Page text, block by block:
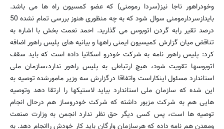
وخودراهور ناجا نیز(سردا رمومنی) که عضو کمسیون راه ها می باشد.
بایدازسردارمومنی سوال شود که به چه منظوری هنوز بررسی تمام نشده 50
درصد تقیر رابه گردن اتوبوس می گذارید. احمد نعمت بخش با اشاره به
تناقض میان گزارش کمیسیون ایمنی راهها و بیانیه های پلیس راهور اضافه
کرد: پلیس راهور نامه به شرکت خودرو اسکانیا داده است که باید سقف
اتوبوسها تقویت شود، هیچ ارتباطی به پلیس راهور ندارد،سازمان ملی
استاندارد مسئول اینکاراست واتفاقا درگزارش سه وزیر مامورشده توصیه به
این شده که سازمان ملی استاندارد بیاید لاستیکها را ارتقا دهد وتوصیه
هایی هم به شرکت مزبور داشته که شرکت خودروساز هم درحال انجام
توصیه ها است، پس کسی دیگر حق نظر ندارد انجمن به وزارت صنعت
ومعدن هم نامه داده که هرسازمان وارگان باید کار خودش راانجام دهد. به